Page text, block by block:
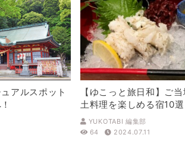
アルスポット
【ゆこっと旅日和】ご
土料理を楽しめる宿10選
YUKOTABI 編集部
64
2024.07.11